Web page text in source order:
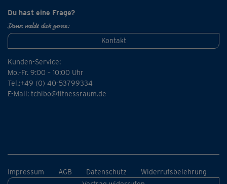
Du hast eine Frage?
Dann melde dich gerne:
Kontakt
Kunden-Service:
Mo.-Fr. 9:00 – 10:00 Uhr
Tel.:+49 (0) 40-53799334
E-Mail: tchibo@fitnessraum.de
Impressum AGB Datenschutz
Widerrufsbelehrung